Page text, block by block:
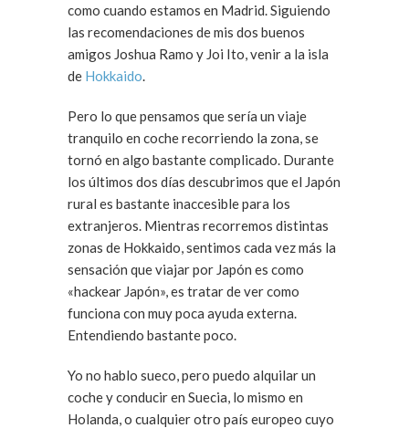
como cuando estamos en Madrid. Siguiendo
las recomendaciones de mis dos buenos
amigos Joshua Ramo y Joi Ito, venir a la isla
de Hokkaido.
Pero lo que pensamos que sería un viaje
tranquilo en coche recorriendo la zona, se
tornó en algo bastante complicado. Durante
los últimos dos días descubrimos que el Japón
rural es bastante inaccesible para los
extranjeros. Mientras recorremos distintas
zonas de Hokkaido, sentimos cada vez más la
sensación que viajar por Japón es como
«hackear Japón», es tratar de ver como
funciona con muy poca ayuda externa.
Entendiendo bastante poco.
Yo no hablo sueco, pero puedo alquilar un
coche y conducir en Suecia, lo mismo en
Holanda, o cualquier otro país europeo cuyo